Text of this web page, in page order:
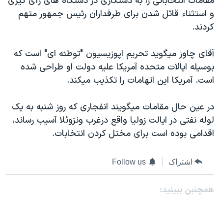
دادگاه حمید نوری
چهل سال گروگان‌گیری
اعتراضات مردمی آبان ۹۸
اسرائیل در جنگ
همایش محافظه‌کاران آمریکا «سی‌پک»
صفحه‌های ویژه
و استثناء قائل شدن برای طرفداران رئيس جمهور متهم
کردند.
آقای چاوز ميگويد تحريم اپوزيسيون "توطئه ای" است که
بوسيله ايالات متحده آمريکا عليه دولت او طراحی شده
است. آمريکا اين اتهامات را تکذيب ميکند.
در عين حال مقامات ميگويند انفجاری که روز شنبه به يک
لوله نفتی در ايالت زوليا واقع درغرب ونزوئلا آسيب رساند،
اقدامی بوده است برای مختل کردن انتخابات.
اشتراک Follow us
همچنبن ببینید: